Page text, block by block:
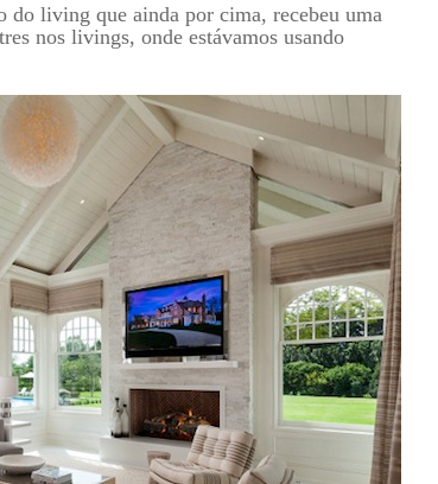
do living que ainda por cima, recebeu uma
nos livings, onde estávamos usando